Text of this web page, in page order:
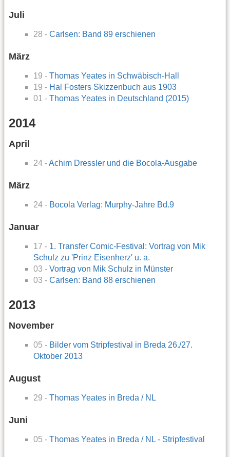
Juli
28 - Carlsen: Band 89 erschienen
März
19 - Thomas Yeates in Schwäbisch-Hall
19 - Hal Fosters Skizzenbuch aus 1903
01 - Thomas Yeates in Deutschland (2015)
2014
April
24 -Achim Dressler und die Bocola-Ausgabe
März
24 - Bocola Verlag: Murphy-Jahre Bd.9
Januar
17 - 1. Transfer Comic-Festival: Vortrag von Mik
Schulz zu 'Prinz Eisenherz' u. a.
03 - Vortrag von Mik Schulz in Münster
03 - Carlsen: Band 88 erschienen
2013
November
05 - Bilder vom Stripfestival in Breda 26./27.
Oktober 2013
August
29 - Thomas Yeates in Breda / NL
Juni
05 - Thomas Yeates in Breda / NL - Stripfestival